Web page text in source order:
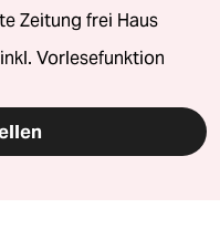
Zeitung frei Haus
Vorlesefunktion